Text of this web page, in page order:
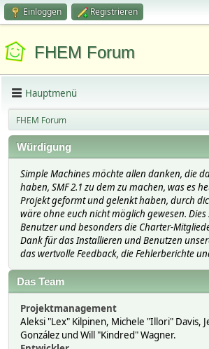
Einloggen Registrieren
FHEM Forum
Hauptmenü
FHEM Forum
Würdigung
Simple Machines möchte allen danken, die
haben, SMF 2.1 zu dem zu machen, was es
Projekt geformt und gelenkt haben, durch
wäre ohne euch nicht möglich gewesen. Dies
Benutzer und besonders die Charter-
Dank für das Installieren und Benutzen
das wertvolle Feedback, die Fehlerberichte
Das Team
Projektmanagement
Aleksi "Lex" Kilpinen, Michele "Illori" Davis,
González und Will "Kindred" Wagner.